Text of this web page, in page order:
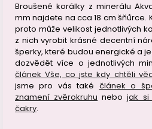
Broušené korálky z minerálu
mm najdete na cca 18 cm šňůrce.
proto může velikost jednotlivých
z nich vyrobit krásné decentní
šperky, které budou energické a
dozvědět více o jednotlivých
článek Vše, co jste kdy chtěli
jsme pro vás také článek o
znamení zvěrokruhu nebojak si
čakry.